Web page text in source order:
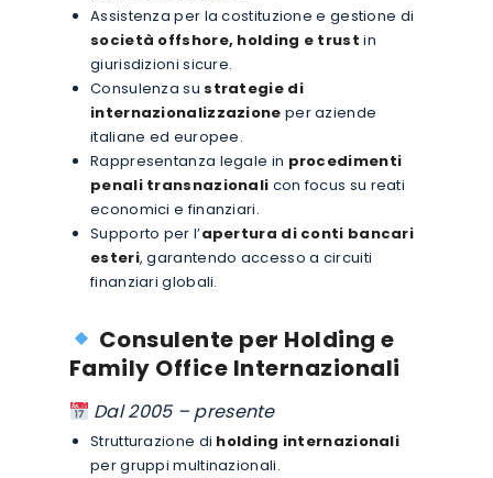
Assistenza per la costituzione e gestione di
società offshore, holding e trust in
giurisdizioni sicure.
Consulenza su strategie di
internazionalizzazione per aziende
italiane ed europee.
Rappresentanza legale in procedimenti
penali transnazionali con focus su reati
economici e finanziari.
Supporto per l’apertura di conti bancari
esteri, garantendo accesso a circuiti
finanziari globali.
Consulente per Holding e
Family Office Internazionali
Dal 2005 – presente
Strutturazione di holding internazionali
per gruppi multinazionali.